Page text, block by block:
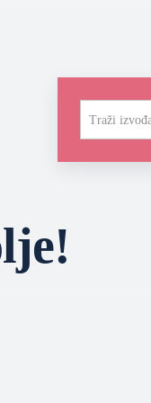
Traži